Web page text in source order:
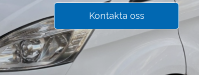
Kontakta oss